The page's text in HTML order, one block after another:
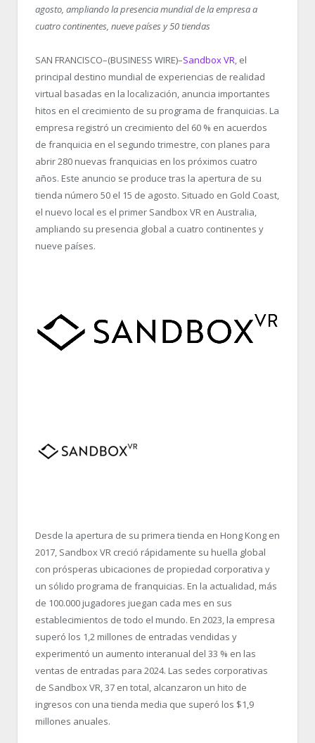
agosto, ampliando la presencia mundial de la empresa a
cuatro continentes, nueve países y 50 tiendas
SAN FRANCISCO–(BUSINESS WIRE)–Sandbox VR, el
principal destino mundial de experiencias de realidad
virtual basadas en la localización, anuncia importantes
hitos en el crecimiento de su programa de franquicias. La
empresa registró un crecimiento del 60 % en acuerdos
de franquicia en el segundo trimestre, con planes para
abrir 280 nuevas franquicias en los próximos cuatro
años. Este anuncio se produce tras la apertura de su
tienda número 50 el 15 de agosto. Situado en Gold Coast,
el nuevo local es el primer Sandbox VR en Australia,
ampliando su presencia global a cuatro continentes y
nueve países.
Desde la apertura de su primera tienda en Hong Kong en
2017, Sandbox VR creció rápidamente su huella global
con prósperas ubicaciones de propiedad corporativa y
un sólido programa de franquicias. En la actualidad, más
de 100.000 jugadores juegan cada mes en sus
establecimientos de todo el mundo. En 2023, la empresa
superó los 1,2 millones de entradas vendidas y
experimentó un aumento interanual del 33 % en las
ventas de entradas para 2024. Las sedes corporativas
de Sandbox VR, 37 en total, alcanzaron un hito de
ingresos con una tienda media que superó los $1,9
millones anuales.